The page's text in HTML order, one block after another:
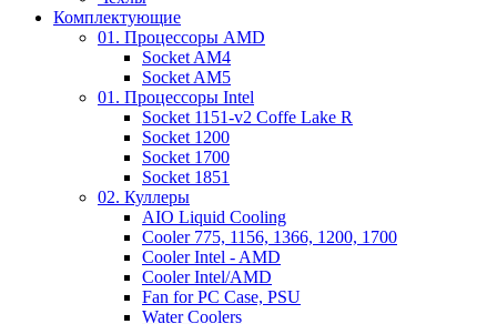
Комплектующие
01. Процессоры AMD
Socket AM4
Socket AM5
01. Процессоры Intel
Socket 1151-v2 Coffe Lake R
Socket 1200
Socket 1700
Socket 1851
02. Куллеры
AIO Liquid Cooling
Cooler 775, 1156, 1366, 1200, 1700
Cooler Intel - AMD
Cooler Intel/AMD
Fan for PC Case, PSU
Water Coolers